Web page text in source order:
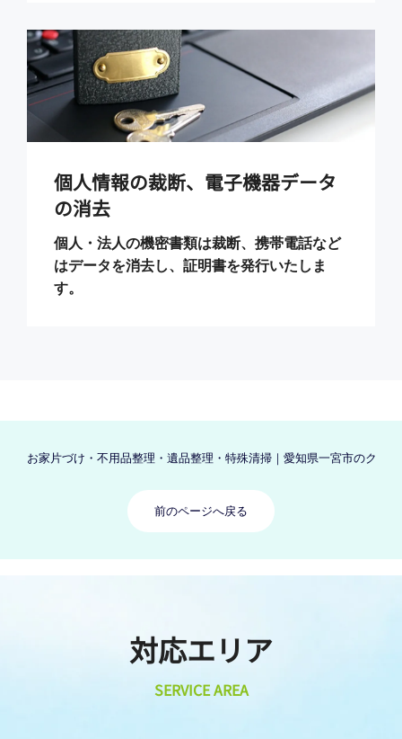
個人情報の裁断、電子機器データ
の消去
個人・法人の機密書類は裁断、携帯電話など
はデータを消去し、証明書を発行いたしま
す。
お家片づけ・不用品整理・遺品整理・特殊清掃｜愛知県一宮市のクリ
前のページへ戻る
対応エリア
SERVICE AREA